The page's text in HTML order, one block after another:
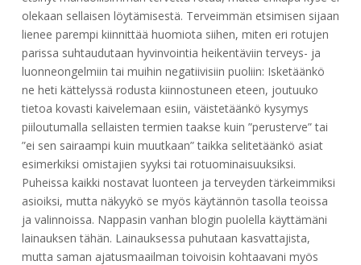
olekaan sellaisen löytämisestä. Terveimmän etsimisen sijaan
lienee parempi kiinnittää huomiota siihen, miten eri rotujen
parissa suhtaudutaan hyvinvointia heikentäviin terveys- ja
luonneongelmiin tai muihin negatiivisiin puoliin: Isketäänkö
ne heti kättelyssä rodusta kiinnostuneen eteen, joutuuko
tietoa kovasti kaivelemaan esiin, väistetäänkö kysymys
piiloutumalla sellaisten termien taakse kuin ”perusterve” tai
”ei sen sairaampi kuin muutkaan” taikka selitetäänkö asiat
esimerkiksi omistajien syyksi tai rotuominaisuuksiksi.
Puheissa kaikki nostavat luonteen ja terveyden tärkeimmiksi
asioiksi, mutta näkyykö se myös käytännön tasolla teoissa
ja valinnoissa. Nappasin vanhan blogin puolella käyttämäni
lainauksen tähän. Lainauksessa puhutaan kasvattajista,
mutta saman ajatusmaailman toivoisin kohtaavani myös